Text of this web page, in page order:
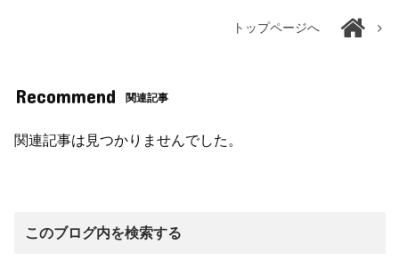
トップページへ
Recommend 関連記事
関連記事は見つかりませんでした。
このブログ内を検索する